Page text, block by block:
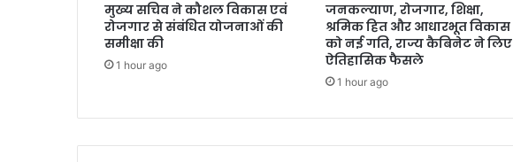
मुख्य सचिव ने कौशल विकास एवं
रोजगार से संबंधित योजनाओं की
समीक्षा की
1 hour ago
जनकल्याण, रोजगार, शिक्षा,
श्रमिक हित और आधारभूत विकास
को नई गति, राज्य कैबिनेट ने लिए
ऐतिहासिक फैसले
1 hour ago